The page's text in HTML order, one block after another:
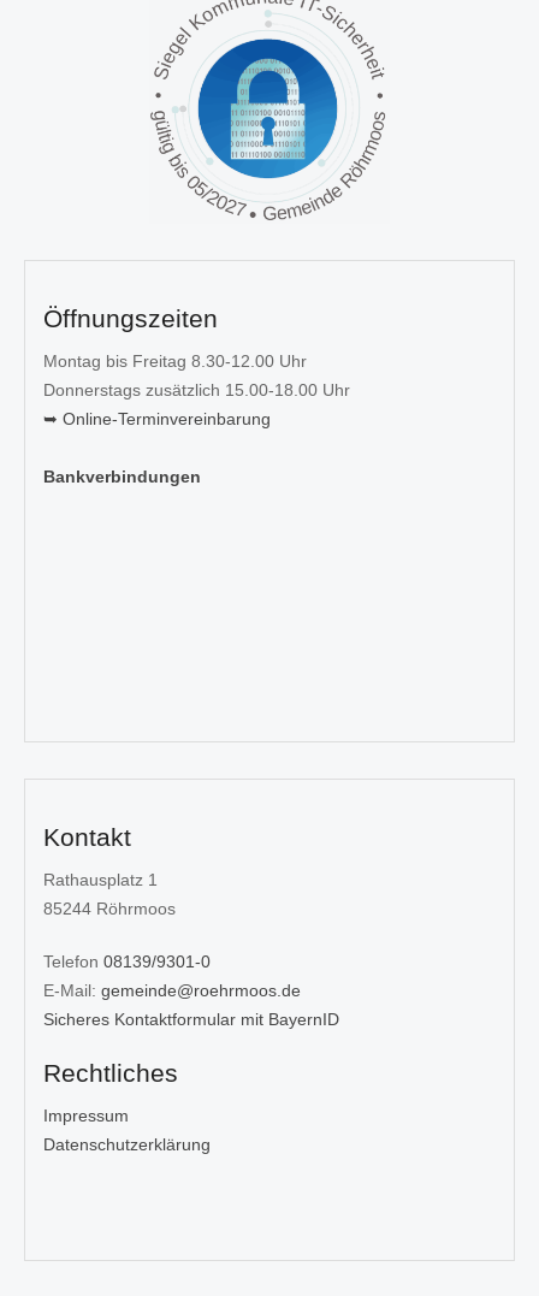
Öffnungszeiten
Montag bis Freitag 8.30-12.00 Uhr
Donnerstags zusätzlich 15.00-18.00 Uhr
➥ Online-Terminvereinbarung
Bankverbindungen
Kontakt
Rathausplatz 1
85244 Röhrmoos
Telefon 08139/9301-0
E-Mail: gemeinde@roehrmoos.de
Sicheres Kontaktformular mit BayernID
Rechtliches
Impressum
Datenschutzerklärung